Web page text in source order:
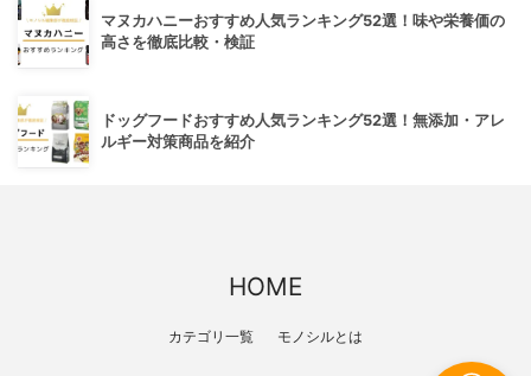
マヌカハニーおすすめ人気ランキング52選！味や栄養価の
高さを徹底比較・検証
ドッグフードおすすめ人気ランキング52選！無添加・アレ
ルギー対策商品を紹介
HOME
カテゴリ一覧 モノシルとは